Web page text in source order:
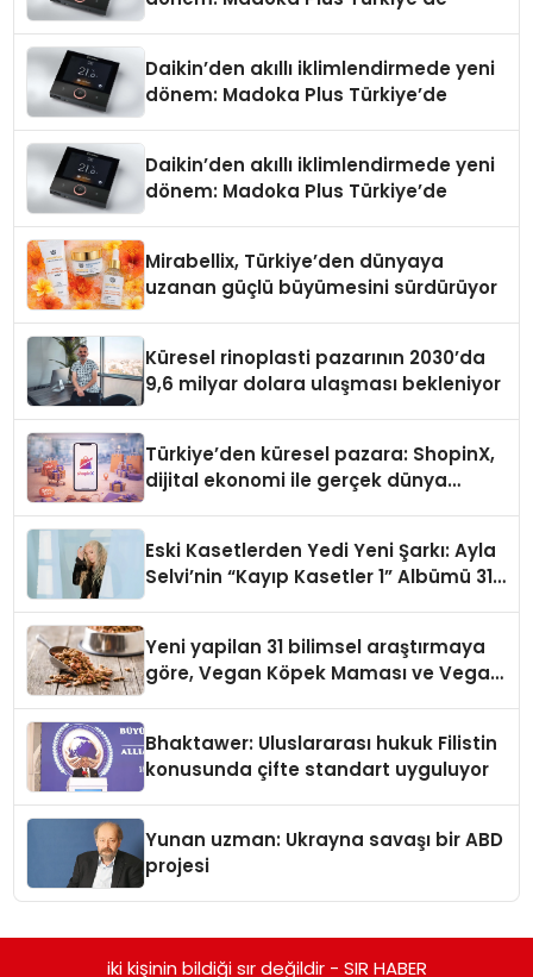
Daikin’den akıllı iklimlendirmede yeni
dönem: Madoka Plus Türkiye’de
Daikin’den akıllı iklimlendirmede yeni
dönem: Madoka Plus Türkiye’de
Mirabellix, Türkiye’den dünyaya
uzanan güçlü büyümesini sürdürüyor
Küresel rinoplasti pazarının 2030’da
9,6 milyar dolara ulaşması bekleniyor
Türkiye’den küresel pazara: ShopinX,
dijital ekonomi ile gerçek dünya
Eski Kasetlerden Yedi Yeni Şarkı: Ayla
Selvi’nin “Kayıp Kasetler 1” Albümü 31
Yeni yapilan 31 bilimsel araştırmaya
göre, Vegan Köpek Maması ve Vegan
Bhaktawer: Uluslararası hukuk Filistin
konusunda çifte standart uyguluyor
Yunan uzman: Ukrayna savaşı bir ABD
projesi
iki kişinin bildiği sır değildir - SIR HABER